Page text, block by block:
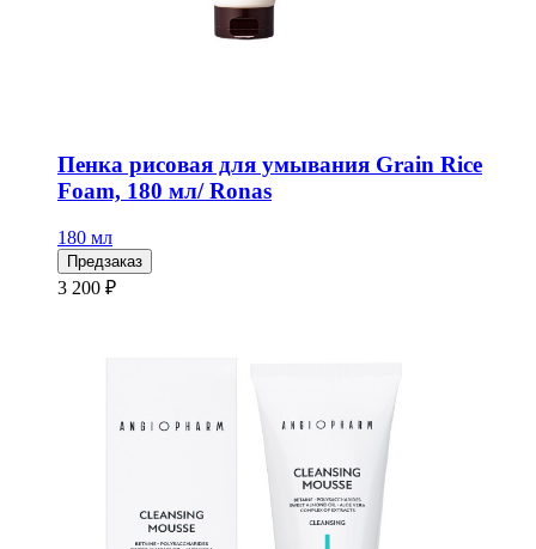
Пенка рисовая для умывания Grain Rice
Foam, 180 мл/ Ronas
180 мл
Предзаказ
3 200 ₽